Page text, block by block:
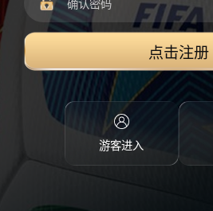
点击注册
游客进入